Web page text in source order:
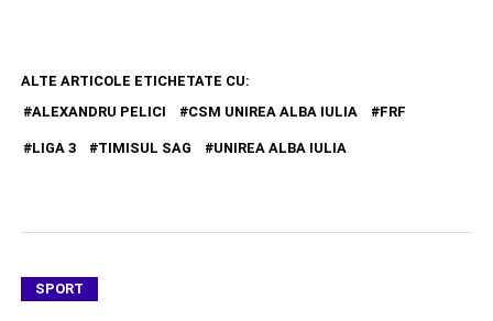
ALTE ARTICOLE ETICHETATE CU:
ALEXANDRU PELICI
CSM UNIREA ALBA IULIA FRF
LIGA 3 TIMISUL SAG UNIREA ALBA IULIA
SPORT